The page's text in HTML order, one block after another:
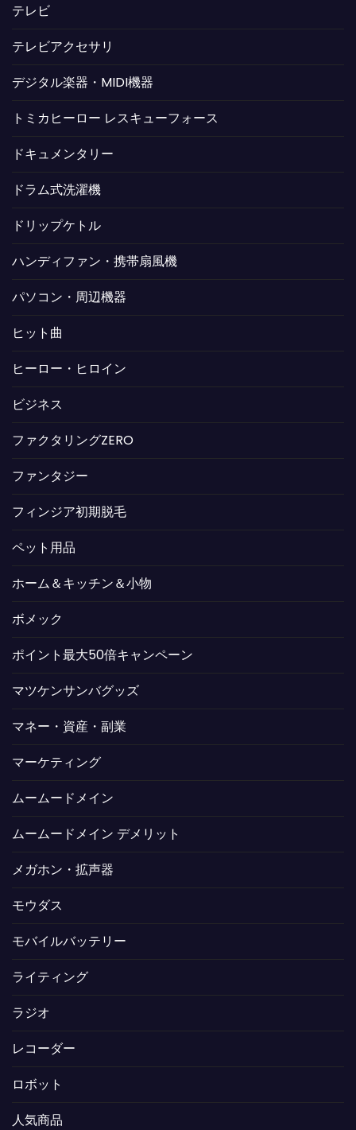
テレビ
テレビアクセサリ
デジタル楽器・MIDI機器
トミカヒーロー レスキューフォース
ドキュメンタリー
ドラム式洗濯機
ドリップケトル
ハンディファン・携帯扇風機
パソコン・周辺機器
ヒット曲
ヒーロー・ヒロイン
ビジネス
ファクタリングZERO
ファンタジー
フィンジア初期脱毛
ペット用品
ホーム＆キッチン＆小物
ボメック
ポイント最大50倍キャンペーン
マツケンサンバグッズ
マネー・資産・副業
マーケティング
ムームードメイン
ムームードメイン デメリット
メガホン・拡声器
モウダス
モバイルバッテリー
ライティング
ラジオ
レコーダー
ロボット
人気商品